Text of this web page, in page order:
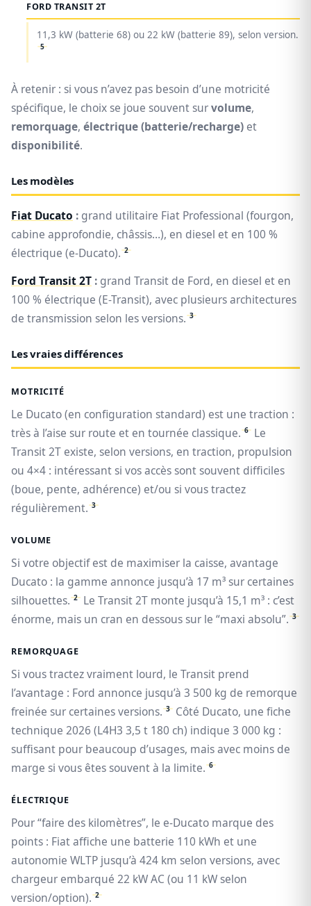
FORD TRANSIT 2T
11,3 kW (batterie 68) ou 22 kW (batterie 89), selon version.
5
À retenir : si vous n’avez pas besoin d’une motricité
spécifique, le choix se joue souvent survolume,
remorquage, électrique (batterie/recharge) et
disponibilité.
Les modèles
Fiat Ducato : grand utilitaire Fiat Professional (fourgon,
cabine approfondie, châssis…), en diesel et en 100 %
électrique (e-Ducato). 2
Ford Transit 2T : grand Transit de Ford, en diesel et en
100 % électrique (E-Transit), avec plusieurs architectures
de transmission selon les versions. 3
Les vraies différences
MOTRICITÉ
Le Ducato (en configuration standard) est une traction :
très à l’aise sur route et en tournée classique. 6
Le
Transit 2T existe, selon versions, en traction, propulsion
ou 4×4 : intéressant si vos accès sont souvent difficiles
(boue, pente, adhérence) et/ou si vous tractez
régulièrement. 3
VOLUME
Si votre objectif est de maximiser la caisse, avantage
Ducato : la gamme annonce jusqu’à 17 m³ sur certaines
silhouettes. 2
Le Transit 2T monte jusqu’à 15,1 m³ : c’est
énorme, mais un cran en dessous sur le “maxi absolu”. 3
REMORQUAGE
Si vous tractez vraiment lourd, le Transit prend
l’avantage : Ford annonce jusqu’à 3 500 kg de remorque
freinée sur certaines versions. 3
Côté Ducato, une fiche
technique 2026 (L4H3 3,5 t 180 ch) indique 3 000 kg :
suffisant pour beaucoup d’usages, mais avec moins de
marge si vous êtes souvent à la limite. 6
ÉLECTRIQUE
Pour “faire des kilomètres”, le e-Ducato marque des
points : Fiat affiche une batterie 110 kWh et une
autonomie WLTP jusqu’à 424 km selon versions, avec
chargeur embarqué 22 kW AC (ou 11 kW selon
version/option). 2